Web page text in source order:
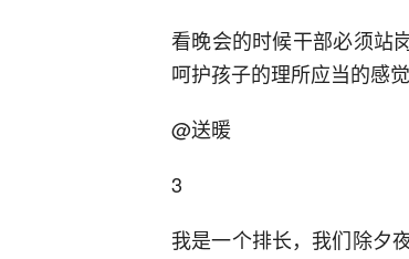
看晚会的时候干部必须站
呵护孩子的理所应当的感
@送暖
3
我是一个排长，我们除夕